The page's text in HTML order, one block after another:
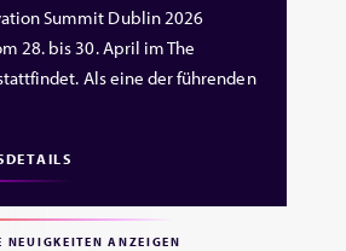
Summit Dublin 2026
28. bis 30. April im The
Als eine der führenden
NEUIGKEITEN ANZEIGEN